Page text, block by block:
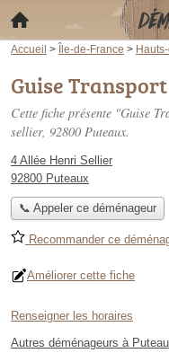
Accueil > Île-de-France >
Guise Transport
Cette fiche présente "Guise
sellier, 92800 Puteaux.
4 Allée Henri Sellier
92800 Puteaux
📞 Appeler ce déménageur
Recommander ce
Améliorer cette fiche
Renseigner les horaires
Autres déménageurs à